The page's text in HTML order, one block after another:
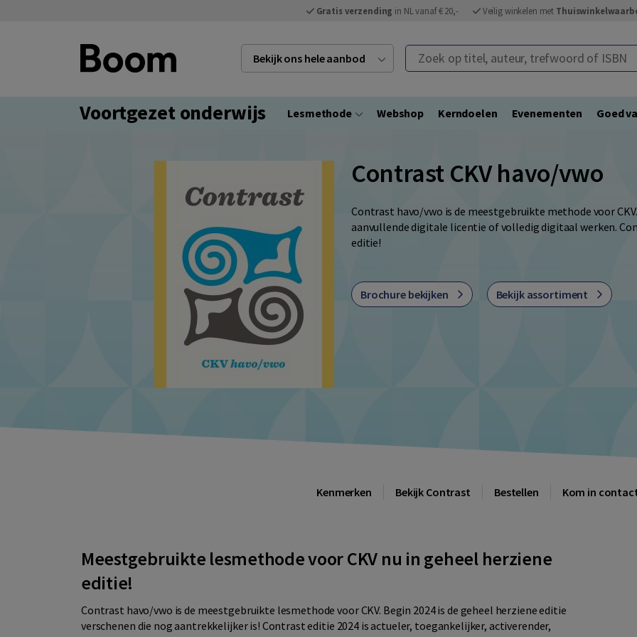
Gratis verzending in NL vanaf € 20,- Veilig winkelen met
Bekijk ons hele aanbod Zoek op titel, auteur, trefwoord of ISBN
Voortgezet onderwijs Lesmethode Webshop Kerndoelen Evenementen Goed
Contrast CKV havo/vwo
Contrast havo/vwo is de meestgebruikte methode voor
aanvullende digitale licentie of volledig digitaal werken.
editie!
Brochure bekijken Bekijk assortiment
Kenmerken Bekijk Contrast Bestellen Kom in
Meestgebruikte lesmethode voor CKV nu in geheel herziene
editie!
Contrast havo/vwo is de meestgebruikte lesmethode voor CKV. Begin 2024 is de geheel herziene editie
verschenen die nog aantrekkelijker is! Contrast editie 2024 is actueler, toegankelijker, activerender,